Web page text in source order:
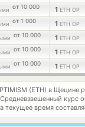
от 10 000 1 ETH OP
от 1 000 1 ETH OP
от 10 000 1 ETH OP
от 10 000 1 ETH OP
от 10 000 1 ETH OP
(ETH) в Щецине
Средневзвешенный курс
текущее время